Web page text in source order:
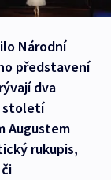
Národní
představení
dva
století
Augustem
rukupis,